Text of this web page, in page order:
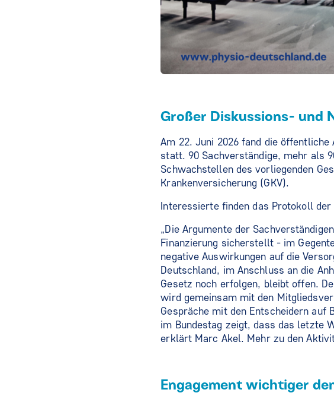
Großer Diskussions- und
Am 22. Juni 2026 fand die öffentliche
statt. 90 Sachverständige, mehr als
Schwachstellen des vorliegenden
Krankenversicherung (GKV).
Interessierte finden das Protokoll
„Die Argumente der
Finanzierung sicherstellt - im
negative Auswirkungen auf die
Deutschland, im Anschluss an die
Gesetz noch erfolgen, bleibt offen.
wird gemeinsam mit den
Gespräche mit den Entscheidern auf
im Bundestag zeigt, dass das letzte
erklärt Marc Akel. Mehr zu den
Engagement wichtiger